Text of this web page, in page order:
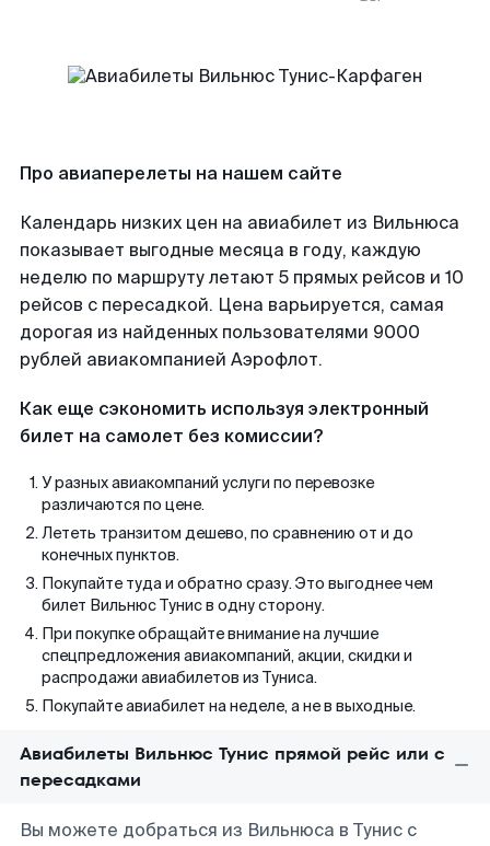
Про авиаперелеты на нашем сайте
Календарь низких цен на авиабилет из Вильнюса
показывает выгодные месяца в году, каждую
неделю по маршруту летают 5 прямых рейсов и 10
рейсов с пересадкой. Цена варьируется, самая
дорогая из найденных пользователями 9000
рублей авиакомпанией Аэрофлот.
Как еще сэкономить используя электронный
билет на самолет без комиссии?
У разных авиакомпаний услуги по перевозке
различаются по цене.
Лететь транзитом дешево, по сравнению от и до
конечных пунктов.
Покупайте туда и обратно сразу. Это выгоднее чем
билет Вильнюс Тунис в одну сторону.
При покупке обращайте внимание на лучшие
спецпредложения авиакомпаний, акции, скидки и
распродажи авиабилетов из Туниса.
Покупайте авиабилет на неделе, а не в выходные.
Авиабилеты Вильнюс Тунис прямой рейс или с
пересадками
Вы можете добраться из Вильнюса в Тунис с